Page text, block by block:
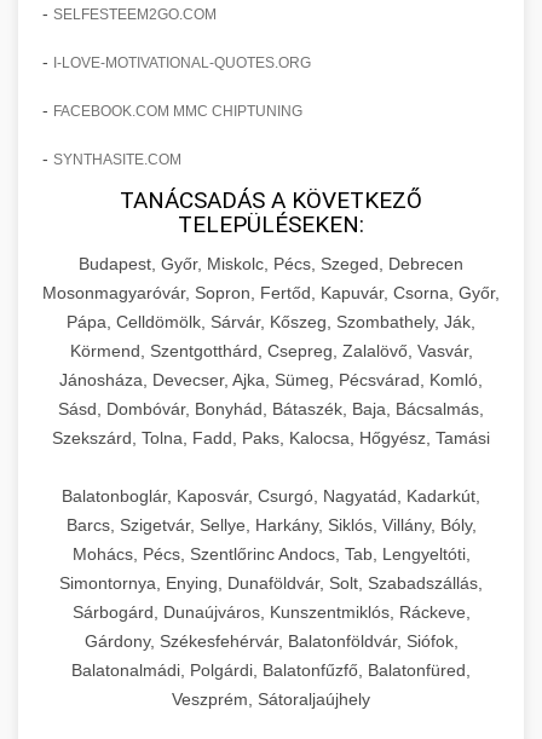
amelyek valós eredményeket hoznak.
szonyegtisztito.net
marketing stratégiai tervrajz
útjáról, bemutatva az utat a küzdő praxistól a
virágzó vállalkozásig 150%-os növekedéssel.
klinika átalakulási történet
Érdeklődés 150%-os Fokozása
Technikák és módszerek a páciensek
érdeklődésének és elkötelezettségének drámai
növeléséhez. Egy 150%-os fellendülési
esettanulmány gyakorlati betekintésekkel.
weboldal-keszites.co
elkötelezettség erősítési módszerek
🎮 19. AI Google Ads és Meta
Kampány Kezelés
Fejlett AI-alapú Google Ads és Meta hirdetési
kampánykezelés. Optimalizálja hirdetési
költségvetését gépi tanulással és
automatizálással.
aikampany.hu AI hirdetési automatizálás
🍞 20. Ipari Dagasztógép +
Professzionális ipari dagasztógépek és
tésztakeverő gépek pékségek és kereskedelmi
konyhák számára. Masszív konstrukció
megbízható teljesítményhez.
chef-iparikonyhagepek.hu
kereskedelmi tésztakeverő
🔪 21. Ipari Szeletelőgép +
Ipari hús- és sajtszeletelő gépek professzionális
élelmiszer-előkészítéshez. Precíziós vágás
állítható vastagság beállítással.
chef-iparikonyhagepek.hu
professzionális élelmiszer szeletelő
📦 22. Vákuumozó Gép +
Kereskedelmi vákuumcsomagoló berendezések
élelmiszerek tartósításához. Hosszabbítsa a
szavatossági időt és tartsa meg a termék
frissességét.
🎁 23. Vákuumfóliázó Gép +
Ipari vákuumfóliázó gépek professzionális
- SELFESTEEM2GO.COM
- I-LOVE-MOTIVATIONAL-QUOTES.ORG
- FACEBOOK.COM MMC CHIPTUNING
- SYNTHASITE.COM
TANÁCSADÁS A KÖVETKEZŐ
TELEPÜLÉSEKEN:
Budapest, Győr, Miskolc, Pécs, Szeged, Debrecen
Mosonmagyaróvár, Sopron, Fertőd, Kapuvár, Csorna, Győr,
Pápa, Celldömölk, Sárvár, Kőszeg, Szombathely, Ják,
Körmend, Szentgotthárd, Csepreg, Zalalövő, Vasvár,
Jánosháza, Devecser, Ajka, Sümeg, Pécsvárad, Komló,
Sásd, Dombóvár, Bonyhád, Bátaszék, Baja, Bácsalmás,
Szekszárd, Tolna, Fadd, Paks, Kalocsa, Hőgyész, Tamási
Balatonboglár, Kaposvár, Csurgó, Nagyatád, Kadarkút,
Barcs, Szigetvár, Sellye, Harkány, Siklós, Villány, Bóly,
Mohács, Pécs, Szentlőrinc Andocs, Tab, Lengyeltóti,
Simontornya, Enying, Dunaföldvár, Solt, Szabadszállás,
Sárbogárd, Dunaújváros, Kunszentmiklós, Ráckeve,
Gárdony, Székesfehérvár, Balatonföldvár, Siófok,
Balatonalmádi, Polgárdi, Balatonfűzfő, Balatonfüred,
Veszprém, Sátoraljaújhely